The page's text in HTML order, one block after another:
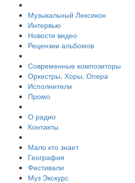
Музыкальный Лексикон
Интервью
Новости видео
Рецензии альбомов
Современные композиторы
Оркестры, Хоры, Опера
Исполнители
Промо
О радио
Контакты
Мало кто знает
География
Фестивали
Муз Экскурс